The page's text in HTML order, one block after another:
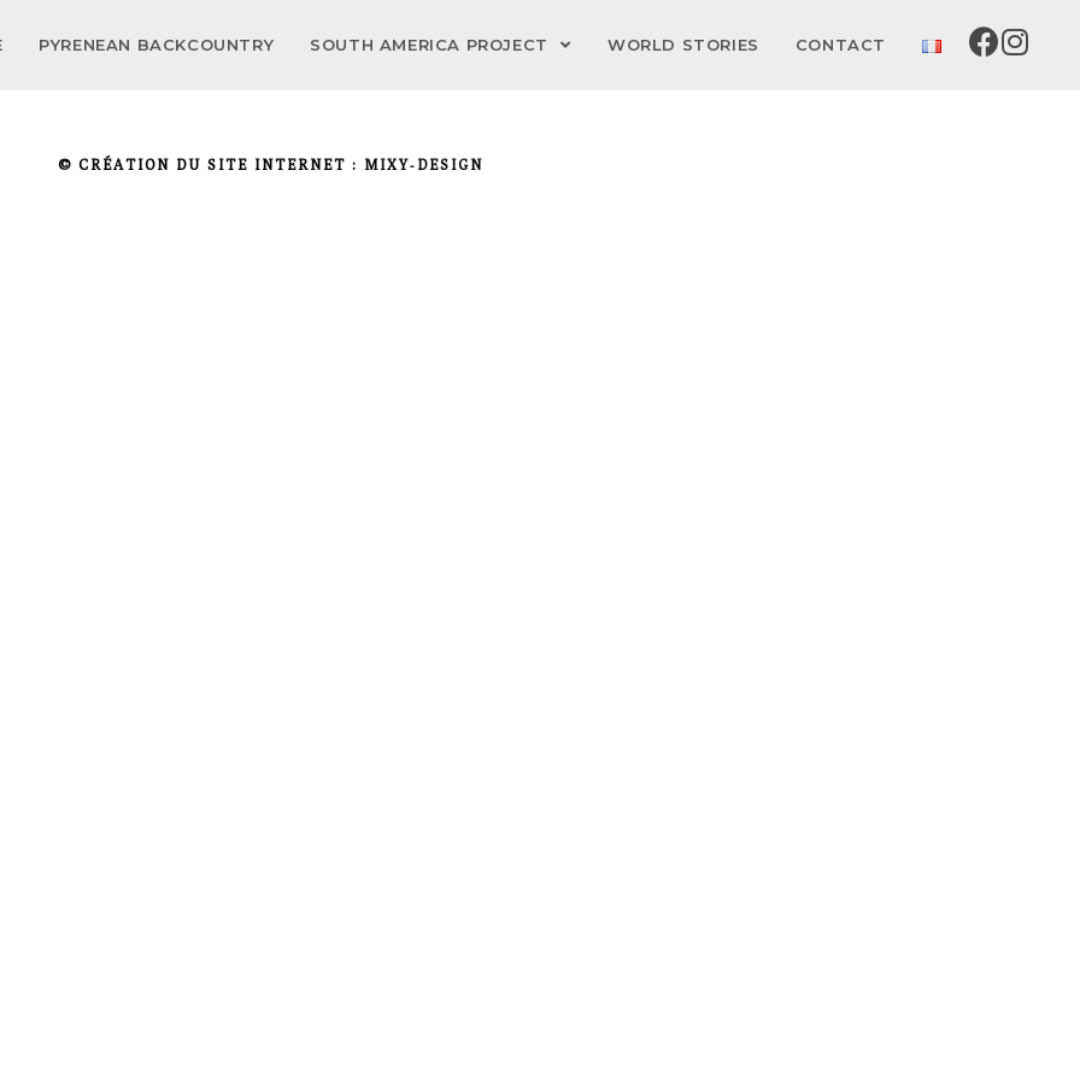
PYRENEAN BACKCOUNTRY SOUTH AMERICA PROJECT WORLD STORIES CONTACT
© CRÉATION DU SITE INTERNET : MIXY-DESIGN